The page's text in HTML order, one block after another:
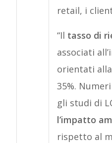
retail, i
“Il tasso di
associati
orientati
35%.
gli studi di
l’impatto
rispetto al